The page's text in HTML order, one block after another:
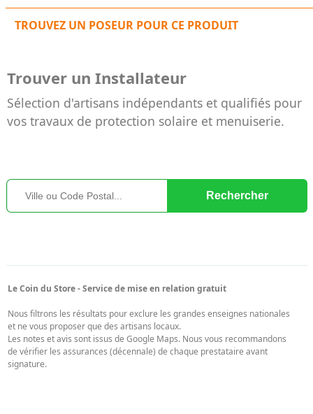
TROUVEZ UN POSEUR POUR CE PRODUIT